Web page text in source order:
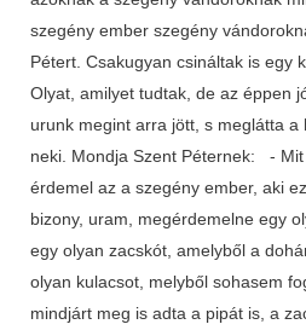
szegény ember szegény
Pétert. Csakugyan csináltak is egy
Olyat, amilyet tudtak, de az éppen
urunk megint arra jött, s meglátta
neki. Mondja Szent Péternek: -
érdemel az a szegény ember, aki
bizony, uram, megérdemelne egy
egy olyan zacskót, amelyből a
olyan kulacsot, melyből sohasem
mindjárt meg is adta a pipát is, a